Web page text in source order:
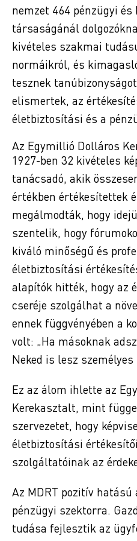
nemzet 464 pénzügyi
társaságánál
kivételes szakmai
normáikról, és
tesznek
elismertek, az
életbiztosítási és a
Az Egymillió Dolláros
1927-ben 32 kivételes
tanácsadó, akik
értékben értékesítettek
megálmodták, hogy
szentelik, hogy
kiváló minőségű és
életbiztosítási
alapítók hitték, hogy az
cseréje szolgálhat a
ennek függvényében a
volt: „Ha másoknak
Neked is lesz személyes
Ez az álom ihlette az
Kerekasztalt, mint
szervezetet, hogy
életbiztosítási
szolgáltatóinak az
Az MDRT pozitív
pénzügyi szektorra.
tudása fejlesztik az